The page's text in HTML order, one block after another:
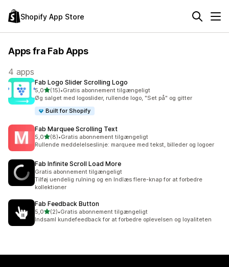
Shopify App Store
Apps fra Fab Apps
4 apps
Fab Logo Slider Scrolling Logo
5,0ud af 5 stjerner
(15)
15 anmeldelser i alt
•Gratis abonnement tilgængeligt
Øg salget med logoslider, rullende logo, "Set på" og gitter
Built for Shopify
Fab Marquee Scrolling Text
5,0ud af 5 stjerner
(8)
8 anmeldelser i alt
•Gratis abonnement tilgængeligt
Rullende meddelelseslinje: marquee med tekst, billeder og logoer
Fab Infinite Scroll Load More
Gratis abonnement tilgængeligt
Tilføj uendelig rulning og en Indlæs flere-knap for at forbedre
kollektioner
Fab Feedback Button
5,0ud af 5 stjerner
(2)
2 anmeldelser i alt
•Gratis abonnement tilgængeligt
Indsaml kundefeedback for at forbedre oplevelsen og loyaliteten